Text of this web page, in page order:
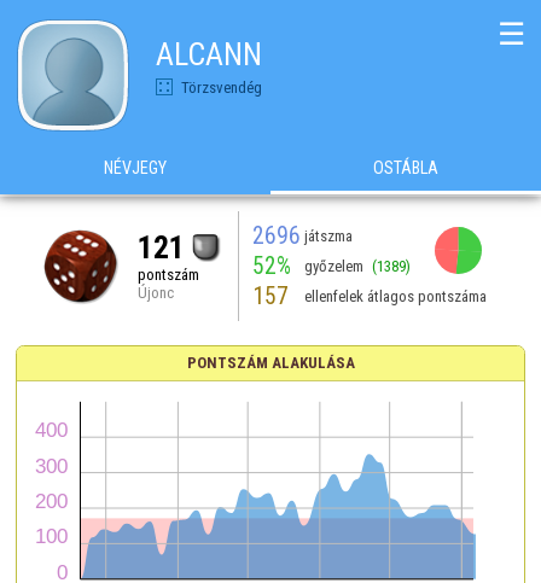
ALCANN
Törzsvendég
☰
NÉVJEGY OSTÁBLA
121
pontszám
Újonc
2696 játszma
52% győzelem (1389)
157 ellenfelek átlagos pontszáma
PONTSZÁM ALAKULÁSA